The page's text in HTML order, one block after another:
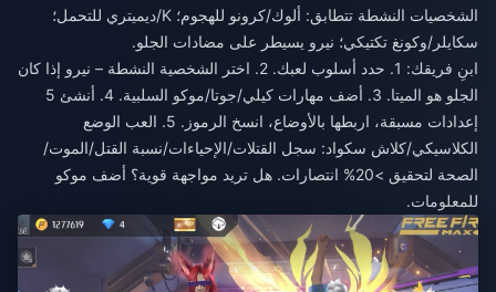
الشخصيات النشطة تتطابق: ألوك/كرونو للهجوم؛ K/ديميتري للتحمل؛
سكايلر/وكونغ تكتيكي؛ نيرو يسيطر على مضادات الجلو.
ابنِ فريقك: 1. حدد أسلوب لعبك. 2. اختر الشخصية النشطة – نيرو إذا كان
الجلو هو الميتا. 3. أضف مهارات كيلي/جوتا/موكو السلبية. 4. أنشئ 5
إعدادات مسبقة، اربطها بالأوضاع، انسخ الرموز. 5. العب الوضع
الكلاسيكي/كلاش سكواد: سجل القتلات/الإحياءات/نسبة القتل/الموت/
الصحة لتحقيق >20% انتصارات. هل تريد مواجهة قوية؟ أضف موكو
للمعلومات.